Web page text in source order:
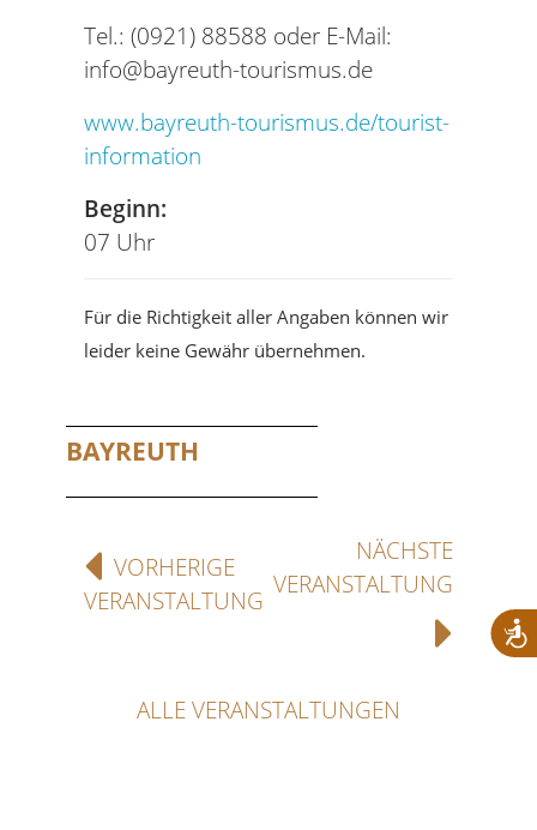
Tel.: (0921) 88588 oder E-Mail:
info@bayreuth-tourismus.de
www.bayreuth-tourismus.de/tourist-
information
Beginn:
07 Uhr
Für die Richtigkeit aller Angaben können wir
leider keine Gewähr übernehmen.
BAYREUTH
VORHERIGE
VERANSTALTUNG
NÄCHSTE
VERANSTALTUNG
ALLE VERANSTALTUNGEN